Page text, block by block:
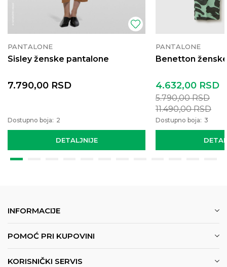
PANTALONE
Sisley ženske pantalone
DETALJNIJE
7.790,00 RSD
Dostupno boja: 2
PANTALONE
Benetton
4.632,00 RSD
5.790,00RSD
11.490,00RSD
Dostupno boja: 3
INFORMACIJE
POMOĆ PRI KUPOVINI
KORISNIČKI SERVIS